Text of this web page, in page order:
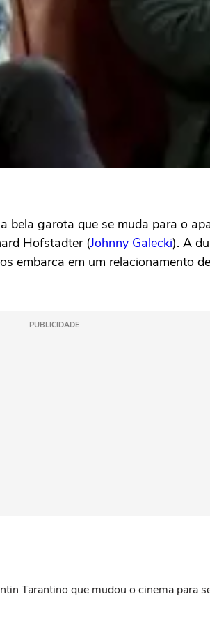
garota que se muda para o
Hofstadter (Johnny Galecki). A
embarca em um relacionamento
PUBLICIDADE
Tarantino que mudou o cinema para